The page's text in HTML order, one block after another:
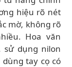
hiệu rõ nét
mờ, không rõ
Hoa văn
dụng nilon
tay cọ có